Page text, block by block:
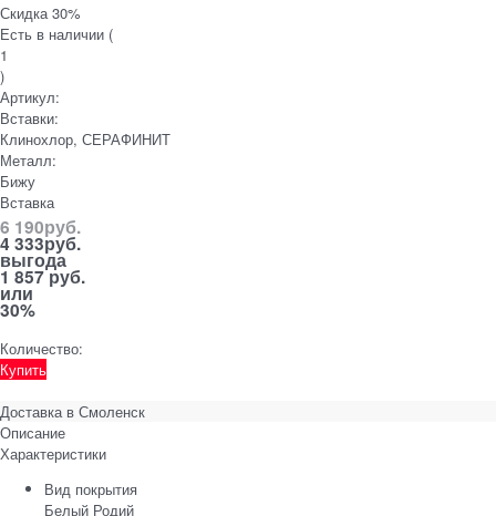
Скидка 30%
Есть в наличии (
1
)
Артикул:
Вставки:
Клинохлор, СЕРАФИНИТ
Металл:
Бижу
Вставка
6 190руб.
4 333руб.
выгода
1 857 руб.
или
30%
Количество:
Купить
Доставка в Смоленск
Описание
Характеристики
Вид покрытия
Белый Родий